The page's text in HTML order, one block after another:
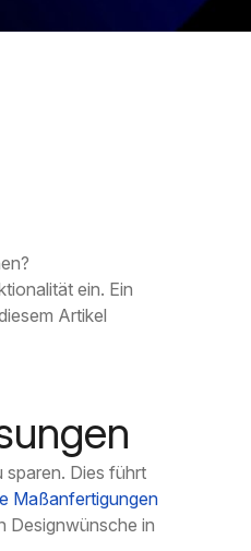
ein. Ein
Artikel
sparen. Dies führt
Maßanfertigungen
Designwünsche in